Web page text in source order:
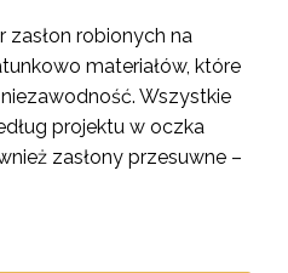
robionych na
materiałów, które
Wszystkie
projektu w oczka
zasłony przesuwne –